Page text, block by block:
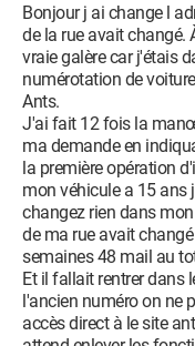
Bonjour j ai change l
de la rue avait changé.
vraie galère car j'étais
numérotation de
Ants.
J'ai fait 12 fois la
ma demande en
la première opération
mon véhicule a 15 ans
changez rien dans
de ma rue avait
semaines 48 mail au
Et il fallait rentrer dans
l'ancien numéro on ne
accès direct à le site